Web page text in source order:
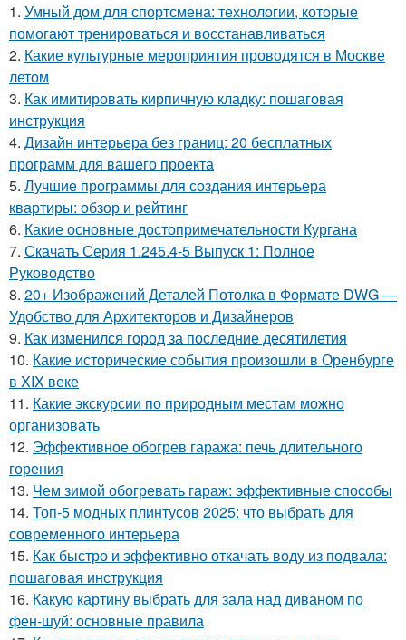
1. Умный дом для спортсмена: технологии, которые
помогают тренироваться и восстанавливаться
2. Какие культурные мероприятия проводятся в Москве
летом
3. Как имитировать кирпичную кладку: пошаговая
инструкция
4. Дизайн интерьера без границ: 20 бесплатных
программ для вашего проекта
5. Лучшие программы для создания интерьера
квартиры: обзор и рейтинг
6. Какие основные достопримечательности Кургана
7. Скачать Серия 1.245.4-5 Выпуск 1: Полное
Руководство
8. 20+ Изображений Деталей Потолка в Формате DWG —
Удобство для Архитекторов и Дизайнеров
9. Как изменился город за последние десятилетия
10. Какие исторические события произошли в Оренбурге
в XIX веке
11. Какие экскурсии по природным местам можно
организовать
12. Эффективное обогрев гаража: печь длительного
горения
13. Чем зимой обогревать гараж: эффективные способы
14. Топ-5 модных плинтусов 2025: что выбрать для
современного интерьера
15. Как быстро и эффективно откачать воду из подвала:
пошаговая инструкция
16. Какую картину выбрать для зала над диваном по
фен-шуй: основные правила